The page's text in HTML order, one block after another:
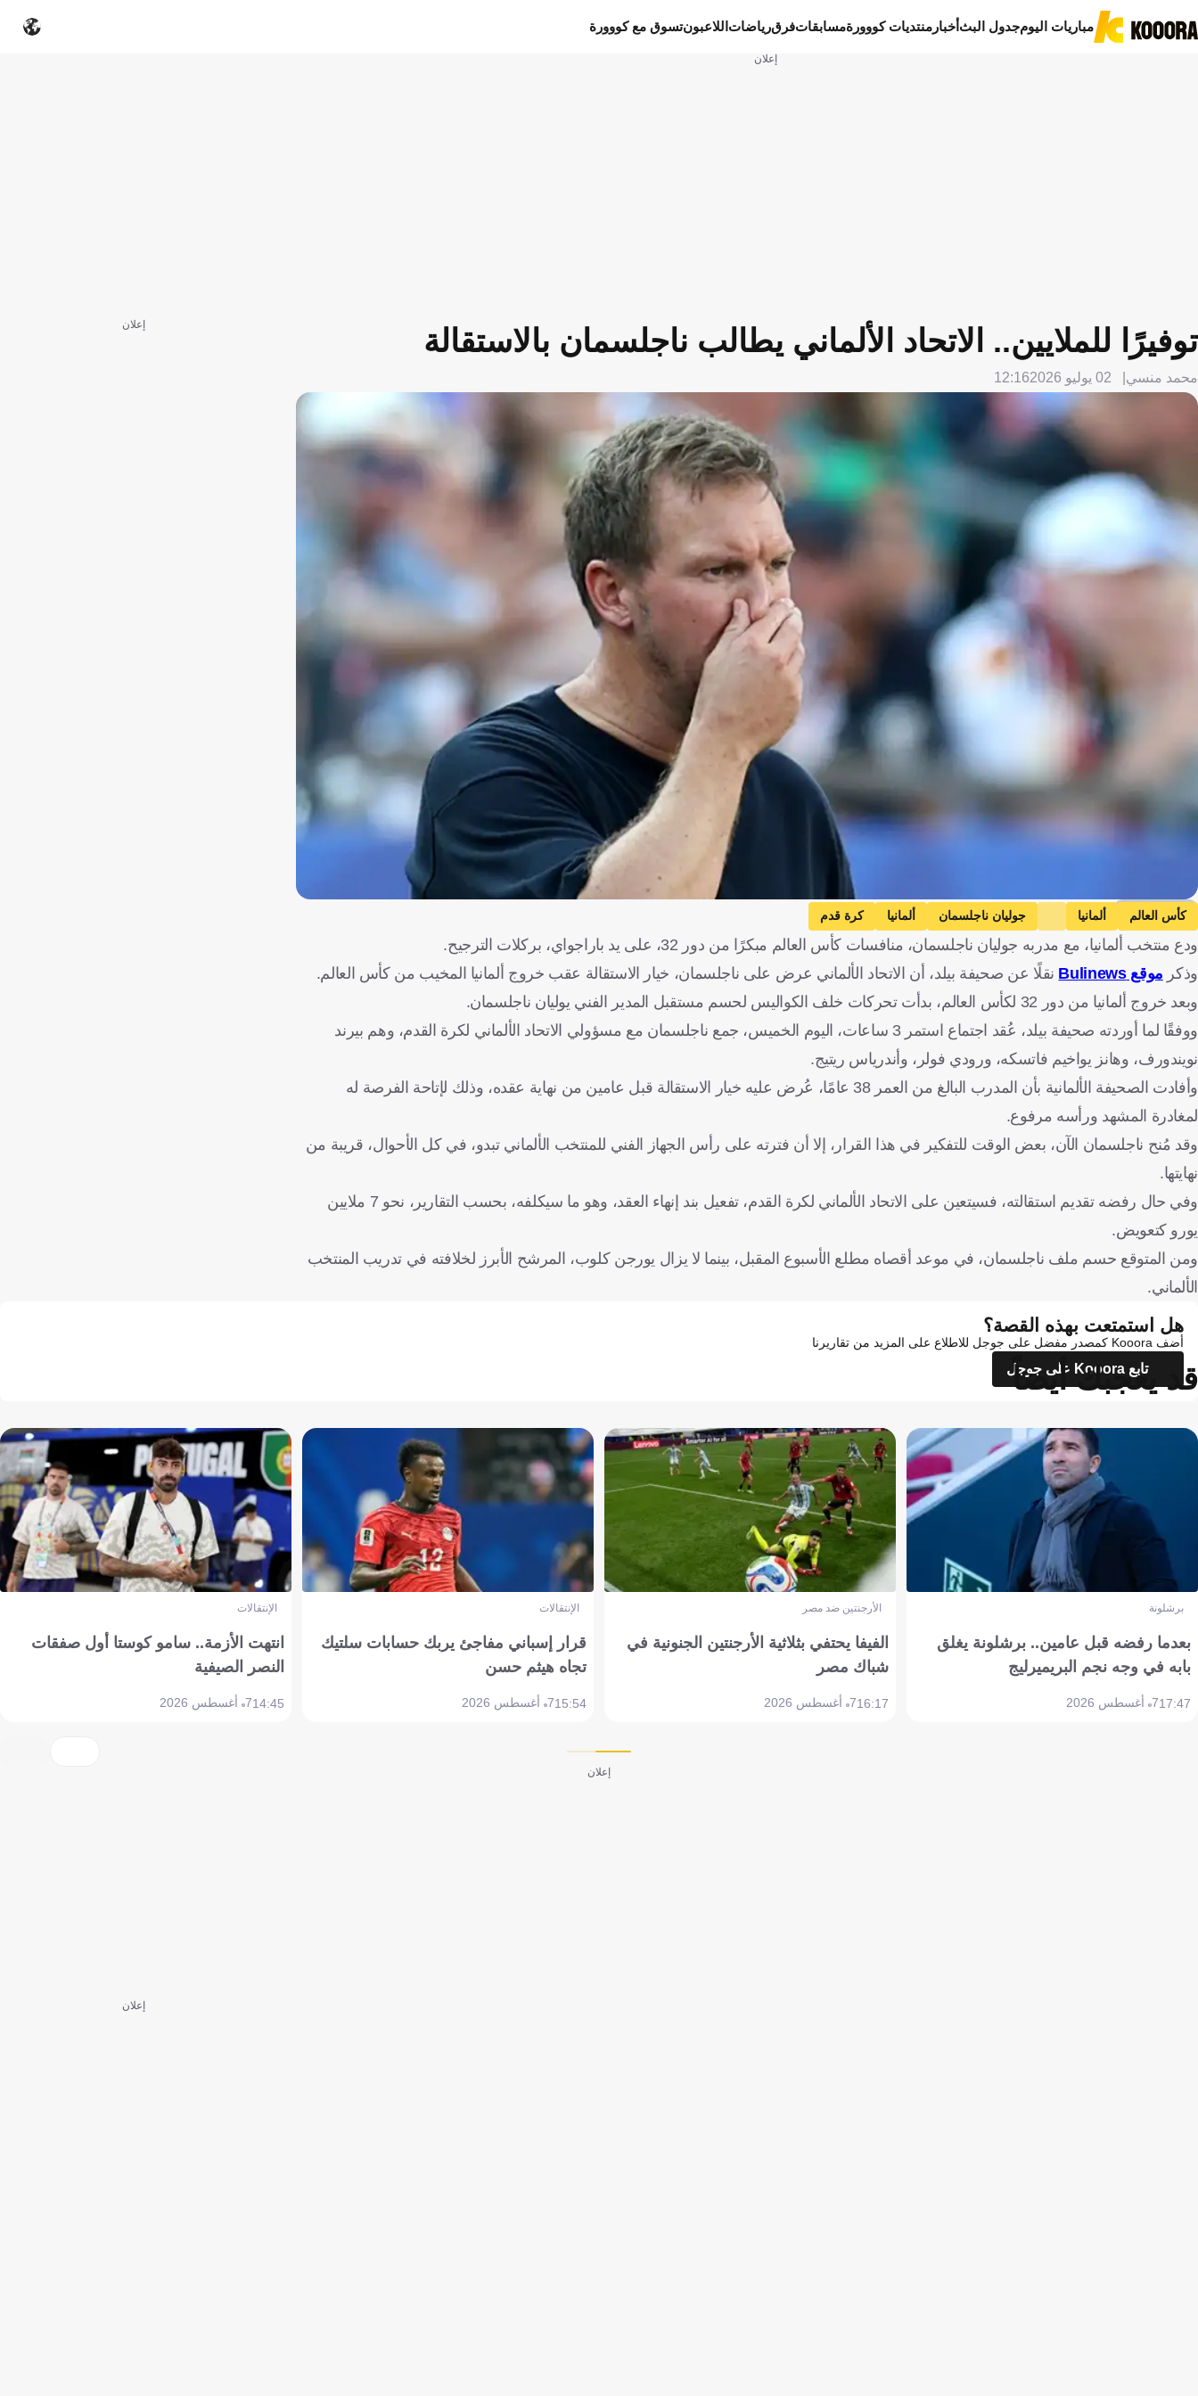
مباريات اليومجدول البثأخبار منتديات كووورةمسابقاتفرقرياضات اللاعبونتسوق مع كووورة
إعلان
توفيرًا للملايين.. الاتحاد الألماني يطالب ناجلسمان بالاستقالة
محمد منسي 02 يوليو 2026 12:16
Getty Images
كأس العالم ألمانيا جوليان ناجلسمان ألمانيا كرة قدم
ودع منتخب ألمانيا، مع مدربه جوليان ناجلسمان، منافسات كأس العالم مبكرًا من دور 32، على يد باراجواي، بركلات الترجيح.
وذكر موقع Bulinews
نقلًا عن صحيفة بيلد، أن الاتحاد الألماني عرض على ناجلسمان، خيار الاستقالة عقب خروج ألمانيا المخيب من كأس العالم.
وبعد خروج ألمانيا من دور 32 لكأس العالم، بدأت تحركات خلف الكواليس لحسم مستقبل المدير الفني يوليان ناجلسمان.
ووفقًا لما أوردته صحيفة بيلد، عُقد اجتماع استمر 3 ساعات، اليوم الخميس، جمع ناجلسمان مع مسؤولي الاتحاد الألماني لكرة القدم، وهم بيرند
نويندورف، وهانز يواخيم فاتسكه، ورودي فولر، وأندرياس ريتيج.
وأفادت الصحيفة الألمانية بأن المدرب البالغ من العمر 38 عامًا، عُرض عليه خيار الاستقالة قبل عامين من نهاية عقده، وذلك لإتاحة الفرصة له
لمغادرة المشهد ورأسه مرفوع.
وقد مُنح ناجلسمان الآن، بعض الوقت للتفكير في هذا القرار، إلا أن فترته على رأس الجهاز الفني للمنتخب الألماني تبدو، في كل الأحوال، قريبة من
نهايتها.
وفي حال رفضه تقديم استقالته، فسيتعين على الاتحاد الألماني لكرة القدم، تفعيل بند إنهاء العقد، وهو ما سيكلفه، بحسب التقارير، نحو 7 ملايين
يورو كتعويض.
ومن المتوقع حسم ملف ناجلسمان، في موعد أقصاه مطلع الأسبوع المقبل، بينما لا يزال يورجن كلوب، المرشح الأبرز لخلافته في تدريب المنتخب
الألماني.
إعلان
هل استمتعت بهذه القصة؟
أضف Kooora كمصدر مفضل على جوجل للاطلاع على المزيد من تقاريرنا
تابع Kooora على جوجل
قد يعجبك أيضاً
برشلونة
بعدما رفضه قبل عامين.. برشلونة يغلق
بابه في وجه نجم البريميرليج
17:477 أغسطس 2026
الأرجنتين ضد مصر
الفيفا يحتفي بثلاثية الأرجنتين الجنونية في
شباك مصر
16:177 أغسطس 2026
الإنتقالات
قرار إسباني مفاجئ يربك حسابات سلتيك
تجاه هيثم حسن
15:547 أغسطس 2026
الإنتقالات
انتهت الأزمة.. سامو كوستا أول صفقات
النصر الصيفية
14:457 أغسطس 2026
إعلان
إعلان